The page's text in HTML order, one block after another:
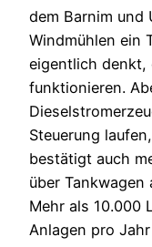
dem Barnim und
Windmühlen ein
eigentlich denkt,
funktionieren.
Steuerung
bestätigt auch
über Tankwagen
Mehr als 10.000
Anlagen pro